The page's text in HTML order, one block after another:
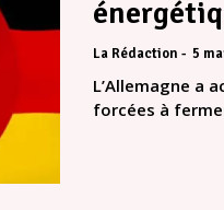
La Rédaction 5
L’Allemagne a
forcées à